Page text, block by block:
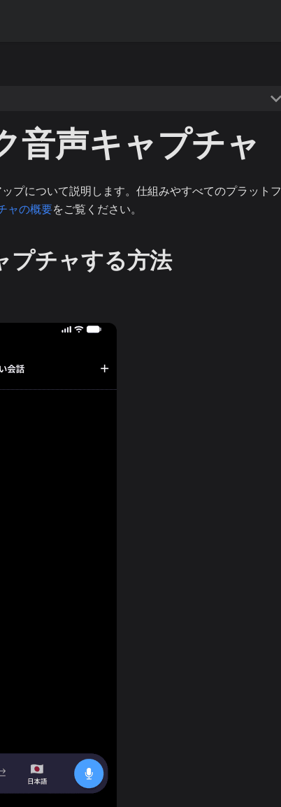
声キャプチャ
プについて説明します。仕組みやすべてのプラットフ
ャの概要をご覧ください。
チャする方法